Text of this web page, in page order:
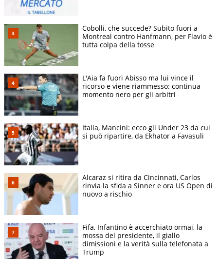
Cobolli, che succede? Subito fuori a
Montreal contro Hanfmann, per Flavio è
tutta colpa della tosse
L'Aia fa fuori Abisso ma lui vince il
ricorso e viene riammesso: continua
momento nero per gli arbitri
Italia, Mancini: ecco gli Under 23 da cui
si può ripartire, da Ekhator a Favasuli
Alcaraz si ritira da Cincinnati, Carlos
rinvia la sfida a Sinner e ora US Open di
nuovo a rischio
Fifa, Infantino è accerchiato ormai, la
mossa del presidente, il giallo
dimissioni e la verità sulla telefonata a
Trump